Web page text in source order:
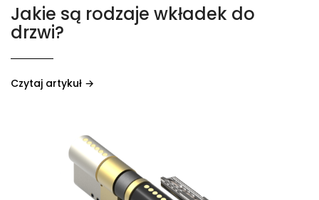
Jakie są rodzaje wkładek do
drzwi?
Czytaj artykuł →